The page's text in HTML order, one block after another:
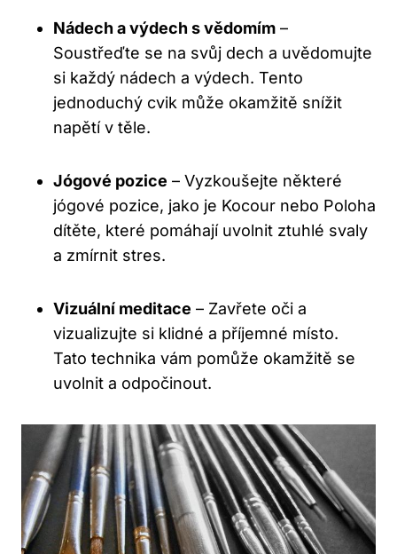
Nádech a výdech s vědomím –
Soustřeďte se na svůj dech a uvědomujte
si každý nádech a výdech. Tento
jednoduchý cvik může okamžitě snížit
napětí v těle.
Jógové pozice – Vyzkoušejte některé
jógové pozice, jako je Kocour nebo Poloha
dítěte, které pomáhají uvolnit ztuhlé svaly
a zmírnit stres.
Vizuální meditace – Zavřete oči a
vizualizujte si klidné a příjemné místo.
Tato technika vám pomůže okamžitě se
uvolnit a odpočinout.